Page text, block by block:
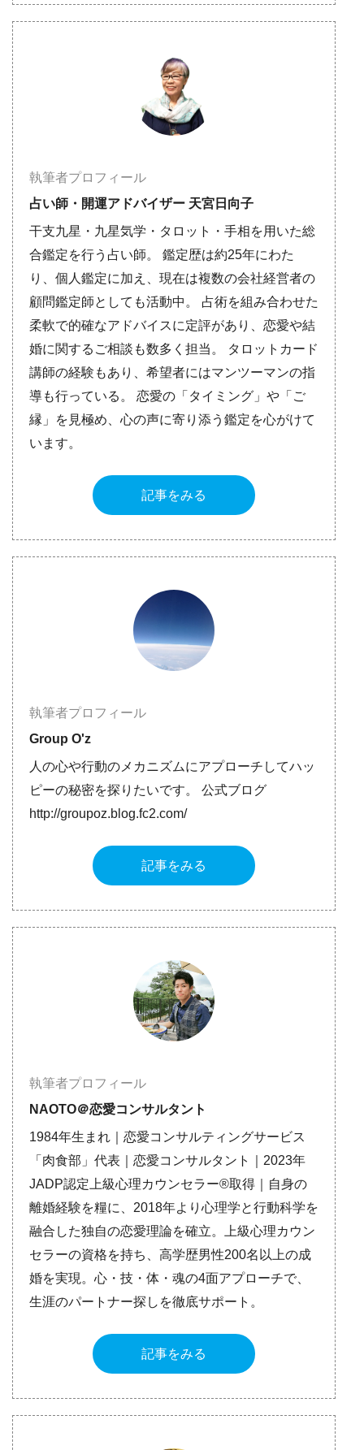
執筆者プロフィール
占い師・開運アドバイザー 天宮日向子
干支九星・九星気学・タロット・手相を用いた総
合鑑定を行う占い師。 鑑定歴は約25年にわた
り、個人鑑定に加え、現在は複数の会社経営者の
顧問鑑定師としても活動中。 占術を組み合わせた
柔軟で的確なアドバイスに定評があり、恋愛や結
婚に関するご相談も数多く担当。 タロットカード
講師の経験もあり、希望者にはマンツーマンの指
導も行っている。 恋愛の「タイミング」や「ご
縁」を見極め、心の声に寄り添う鑑定を心がけて
います。
記事をみる
執筆者プロフィール
Group O'z
人の心や行動のメカニズムにアプローチしてハッ
ピーの秘密を探りたいです。 公式ブログ
http://groupoz.blog.fc2.com/
記事をみる
執筆者プロフィール
NAOTO＠恋愛コンサルタント
1984年生まれ｜恋愛コンサルティングサービス
「肉食部」代表｜恋愛コンサルタント｜2023年
JADP認定上級心理カウンセラー®取得｜自身の
離婚経験を糧に、2018年より心理学と行動科学を
融合した独自の恋愛理論を確立。上級心理カウン
セラーの資格を持ち、高学歴男性200名以上の成
婚を実現。心・技・体・魂の4面アプローチで、
生涯のパートナー探しを徹底サポート。
記事をみる